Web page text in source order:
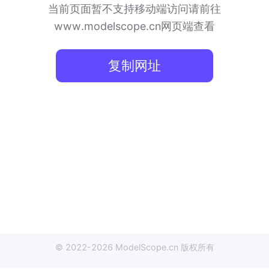
当前页面暂不支持移动端访问请前往
www.modelscope.cn网页端查看
复制网址
© 2022-2026 ModelScope.cn 版权所有